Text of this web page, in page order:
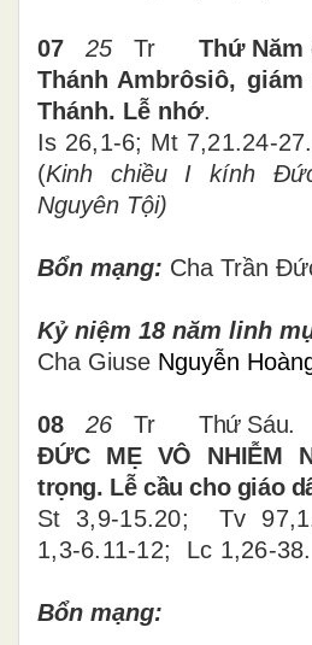
07 25 Tr Thứ Năm
Thánh Ambrôsiô,
Thánh. Lễ nhớ.
Is 26,1-6; Mt 7,21.24-27.
(Kinh chiều I kính
Nguyên Tội)
Bổn mạng: Cha Trần
Kỷ niệm 18 năm linh
Cha Giuse Nguyễn
08 26 Tr Thứ Sáu.
ĐỨC MẸ VÔ NHIỄM
trọng. Lễ cầu cho giáo
St 3,9-15.20; Tv
1,3-6.11-12; Lc 1,26-38.
Bổn mạng: